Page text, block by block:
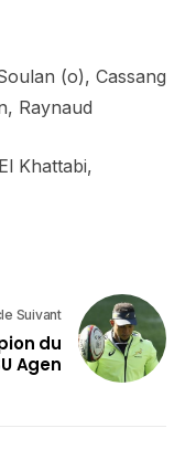
(o), Cassang
Raynaud
Khattabi,
Suivant
du
Agen